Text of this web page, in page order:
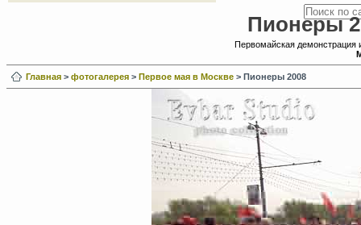
Пионеры
Первомайская демонстрация
Главная > фотогалерея > Первое мая в Москве > Пионеры 2008